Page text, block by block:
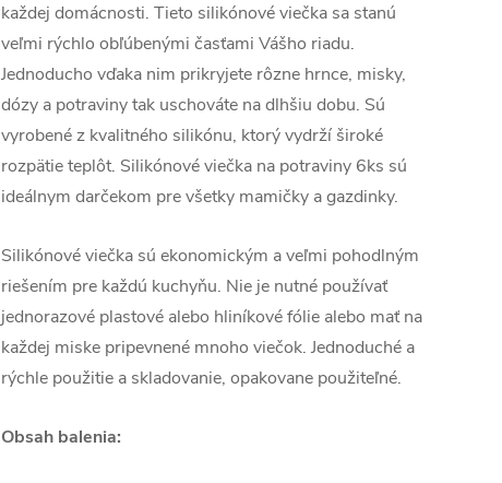
každej domácnosti. Tieto silikónové viečka sa stanú
veľmi rýchlo obľúbenými časťami Vášho riadu.
Jednoducho vďaka nim prikryjete rôzne hrnce, misky,
dózy a potraviny tak uschováte na dlhšiu dobu. Sú
vyrobené z kvalitného silikónu, ktorý vydrží široké
rozpätie teplôt. Silikónové viečka na potraviny 6ks sú
ideálnym darčekom pre všetky mamičky a gazdinky.
Silikónové viečka sú ekonomickým a veľmi pohodlným
riešením pre každú kuchyňu. Nie je nutné používať
jednorazové plastové alebo hliníkové fólie alebo mať na
každej miske pripevnené mnoho viečok. Jednoduché a
rýchle použitie a skladovanie, opakovane použiteľné.
Obsah balenia: